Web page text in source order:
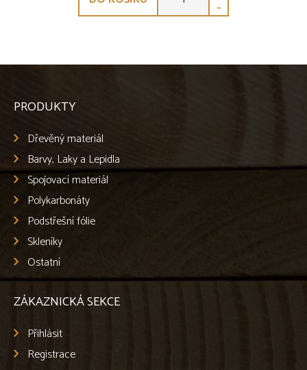
-
PRODUKTY
Dřevěný materiál
Barvy, Laky a Lepidla
Spojovací materiál
Polykarbonáty
Podstřešní fólie
Skleníky
Ostatní
ZÁKAZNICKÁ SEKCE
Přihlásit
Registrace